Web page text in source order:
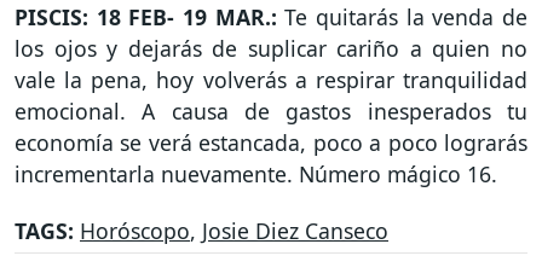
PISCIS: 18 FEB- 19 MAR.:Te quitarás la venda de
los ojos y dejarás de suplicar cariño a quien no
vale la pena, hoy volverás a respirar tranquilidad
emocional. A causa de gastos inesperados tu
economía se verá estancada, poco a poco lograrás
incrementarla nuevamente. Número mágico 16.
TAGS: Horóscopo, Josie Diez Canseco